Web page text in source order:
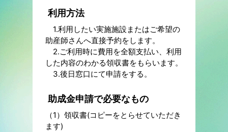
利用方法
1.利用したい実施施設またはご希望の
助産師さんへ直接予約をします。
2.ご利用時に費用を全額支払い、利用
した内容のわかる領収書をもらいます。
3.後日窓口にて申請をする。
助成金申請で必要なもの
（1）領収書(コピーをとらせていただき
ます)